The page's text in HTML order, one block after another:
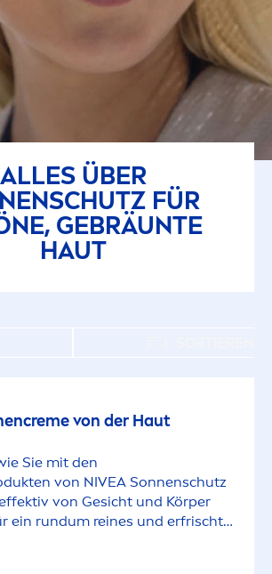
ALLES ÜBER
FÜR
GEBRÄUNTE
HAUT
cremevon der Haut
Sie mit den
von NIVEA Sonnenschutz
von Gesicht und Körper
ein rundum reines und erfrischtes